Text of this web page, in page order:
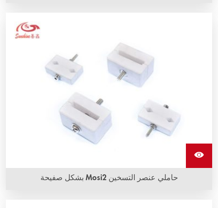
حاملي عنصر التسخين Mosi2 بشكل صفيحة